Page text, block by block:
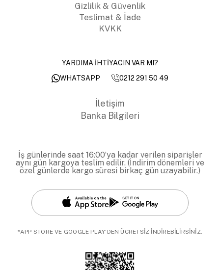
Gizlilik & Güvenlik
Teslimat & İade
KVKK
YARDIMA İHTİYACIN VAR MI?
WHATSAPP
0212 291 50 49
İletişim
Banka Bilgileri
İş günlerinde saat 16:00’ya kadar verilen siparişler
aynı gün kargoya teslim edilir. (İndirim dönemleri ve
özel günlerde kargo süresi birkaç gün uzayabilir.)
*APP STORE VE GOOGLE PLAY'DEN ÜCRETSİZ İNDİREBİLİRSİNİZ.